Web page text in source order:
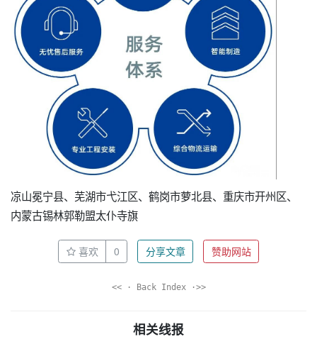
凉山冕宁县、芜湖市弋江区、鹤岗市萝北县、重庆市开州区、
内蒙古锡林郭勒盟太仆寺旗
喜欢 0 分享文章 赞助网站
<< · Back Index ·>>
相关线报